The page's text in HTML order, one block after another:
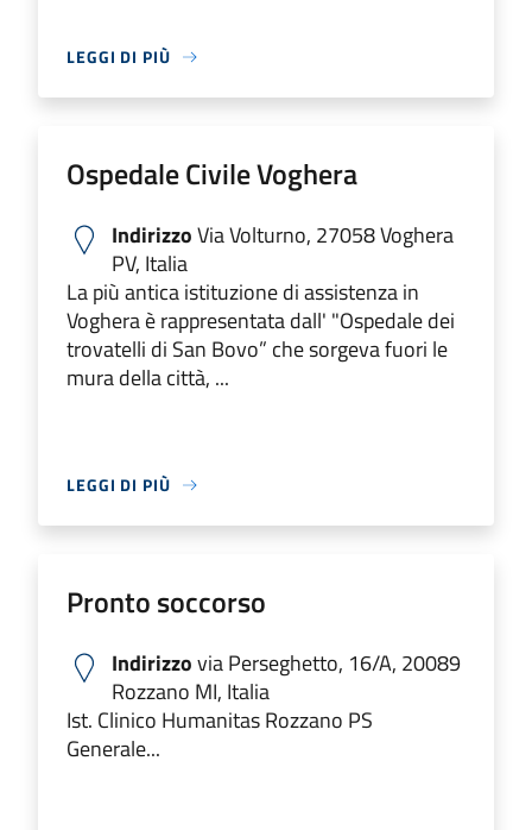
LEGGI DI PIÙ
Ospedale Civile Voghera
IndirizzoVia Volturno, 27058 Voghera
PV, Italia
La più antica istituzione di assistenza in
Voghera è rappresentata dall' "Ospedale dei
trovatelli di San Bovo” che sorgeva fuori le
mura della città, ...
LEGGI DI PIÙ
Pronto soccorso
Indirizzovia Perseghetto, 16/A, 20089
Rozzano MI, Italia
Ist. Clinico Humanitas Rozzano PS
Generale...